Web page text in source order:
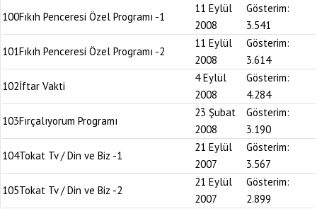
100Fıkıh Penceresi Özel Programı -1
11 Eylül
2008
Gösterim:
3.541
101Fıkıh Penceresi Özel Programı -2
11 Eylül
2008
Gösterim:
3.614
102İftar Vakti
4 Eylül
2008
Gösterim:
4.284
103Fırçalıyorum Programı
23 Şubat
2008
Gösterim:
3.190
104Tokat Tv / Din ve Biz -1
21 Eylül
2007
Gösterim:
3.567
105Tokat Tv / Din ve Biz -2
21 Eylül
2007
Gösterim:
2.899